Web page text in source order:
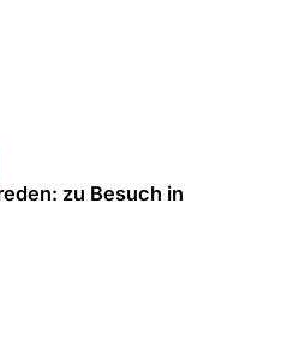
zu Besuch in